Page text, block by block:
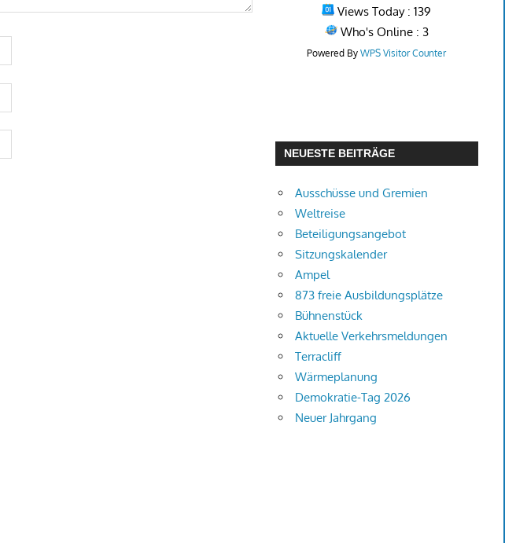
Views Today : 139
Who's Online : 3
Powered ByWPS Visitor Counter
NEUESTE BEITRÄGE
Ausschüsse und Gremien
Weltreise
Beteiligungsangebot
Sitzungskalender
Ampel
873 freie Ausbildungsplätze
Bühnenstück
Aktuelle Verkehrsmeldungen
Terracliff
Wärmeplanung
Demokratie-Tag 2026
Neuer Jahrgang